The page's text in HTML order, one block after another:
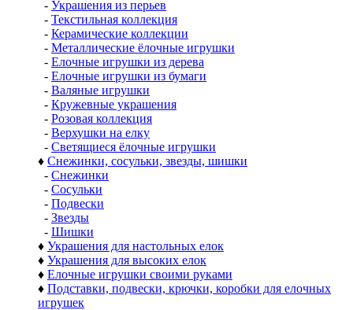
- Украшения из перьев
- Текстильная коллекция
- Керамические коллекции
- Металлические ёлочные игрушки
- Елочные игрушки из дерева
- Елочные игрушки из бумаги
- Валяные игрушки
- Кружевные украшения
- Розовая коллекция
- Верхушки на елку
- Светящиеся ёлочные игрушки
♦ Снежинки, сосульки, звезды, шишки
- Снежинки
- Сосульки
- Подвески
- Звезды
- Шишки
♦ Украшения для настольных елок
♦ Украшения для высоких елок
♦ Елочные игрушки своими руками
♦ Подставки, подвески, крючки, коробки для елочных
игрушек